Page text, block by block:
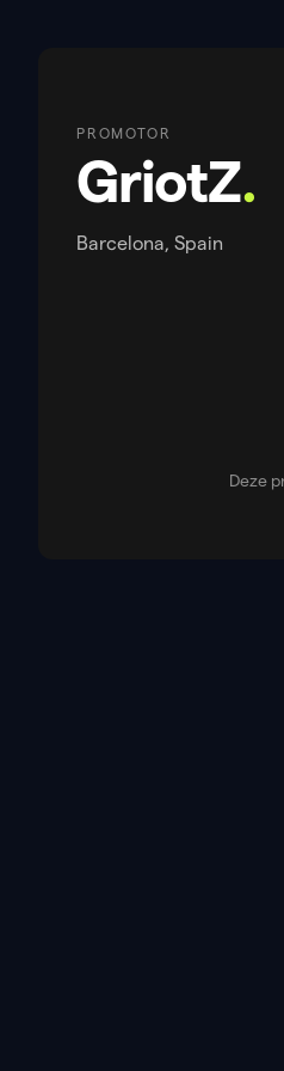
PROMOTOR
GriotZ.
Barcelona, Spain
Deze